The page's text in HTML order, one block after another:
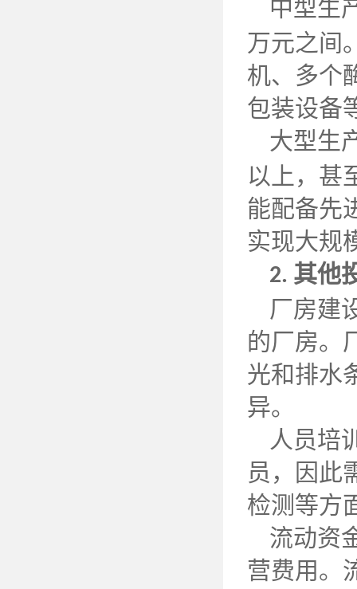
中型生
万元之间
机、多个
包装设备
大型生
以上，甚
能配备先
实现大规
2. 其他
厂房建
的厂房。
光和排水
异。
人员培
员，因此
检测等方
流动资
营费用。